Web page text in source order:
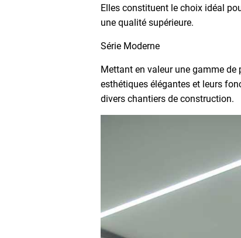
Elles constituent le choix idéal
une qualité supérieure.
Série Moderne
Mettant en valeur une gamme
esthétiques élégantes et leurs
divers chantiers de construction.